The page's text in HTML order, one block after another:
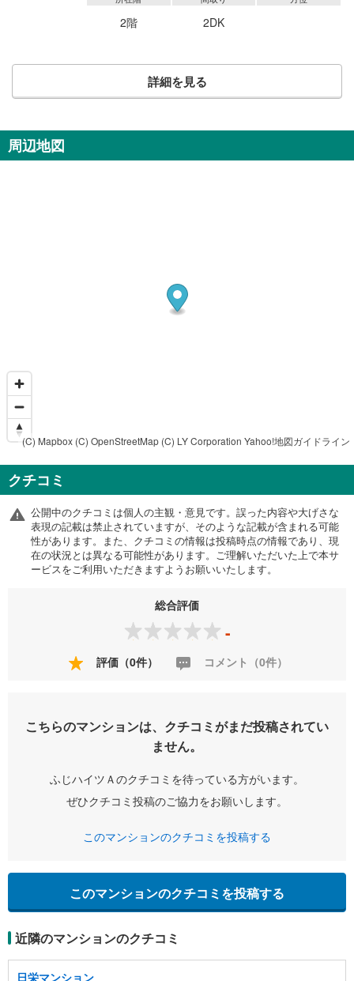
2階 2DK
詳細を見る
周辺地図
(C) Mapbox (C) OpenStreetMap (C) LY Corporation Yahoo!地図ガイドライン
クチコミ
公開中のクチコミは個人の主観・意見です。誤った内容や大げさな
表現の記載は禁止されていますが、そのような記載が含まれる可能
性があります。また、クチコミの情報は投稿時点の情報であり、現
在の状況とは異なる可能性があります。ご理解いただいた上で本サ
ービスをご利用いただきますようお願いいたします。
総合評価
-
評価（0件） コメント（0件）
こちらのマンションは、クチコミがまだ投稿されてい
ません。
ふじハイツＡのクチコミを待っている方がいます。
ぜひクチコミ投稿のご協力をお願いします。
このマンションのクチコミを投稿する
このマンションのクチコミを投稿する
近隣のマンションのクチコミ
日栄マンション